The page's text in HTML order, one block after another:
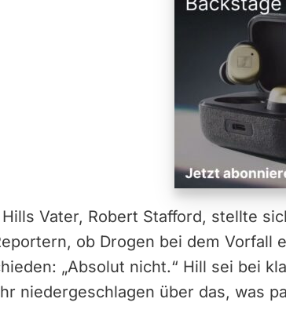
Vater, Robert Stafford, stellte
ob Drogen bei dem Vorfall
„Absolut nicht.“ Hill sei bei
niedergeschlagen über das, was